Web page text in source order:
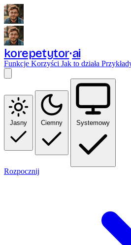
korepetytor ai
Funkcje Korzyści Jak to działa
Jasny Ciemny Systemowy
Rozpocznij